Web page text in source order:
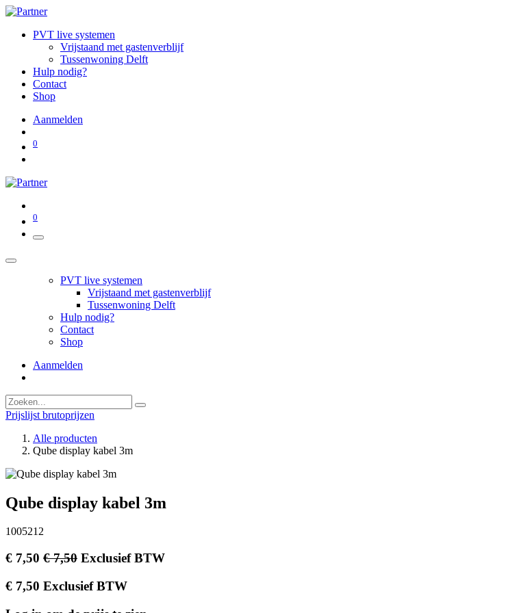
PVT live systemen
Vrijstaand met gastenverblijf
Tussenwoning Delft
Hulp nodig?
Contact
Shop
Aanmelden
0
0
PVT live systemen
Vrijstaand met gastenverblijf
Tussenwoning Delft
Hulp nodig?
Contact
Shop
Aanmelden
Prijslijst brutoprijzen
Alle producten
Qube display kabel 3m
Qube display kabel 3m
1005212
€ 7,50 €7,50 Exclusief BTW
€ 7,50 Exclusief BTW